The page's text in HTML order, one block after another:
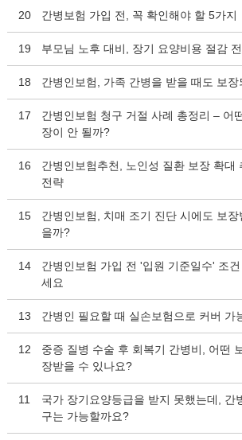
20 간병보험 가입 전, 꼭 확인해야 할 5가지
19 부모님 노후 대비, 장기 요양비용 절감
18 간병인보험, 가족 간병을 받을 때도 보장
17
간병인보험 청구 거절 사례 총정리 – 어
장이 안 될까?
16
간병인보험추천, 노인성 질환 보장 확대
전략
15
간병인보험, 치매 조기 진단 시에도 보장
을까?
14
간병인보험 가입 전 '입원 기준일수' 조
세요
13 간병인 필요할 때 실손보험으로 커버 가
12
중증 질병 수술 후 회복기 간병비, 어떤
장받을 수 있나요?
11
국가 장기요양등급을 받지 못했는데, 간
구는 가능할까요?